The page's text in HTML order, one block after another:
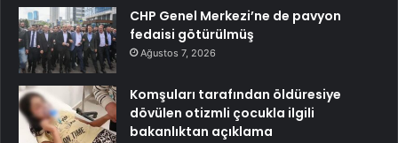
CHP Genel Merkezi’ne de pavyon
fedaisi götürülmüş
Ağustos 7, 2026
Komşuları tarafından öldüresiye
dövülen otizmli çocukla ilgili
bakanlıktan açıklama